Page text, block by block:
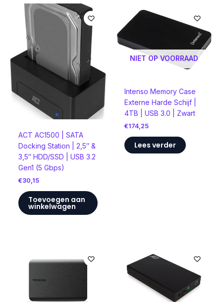
ACT AC1500 | SATA
Docking Station | 2,5″ &
3,5″ HDD/SSD | USB 3.2
Gen1 (5 Gbps)
€30,15
Toevoegen aan
winkelwagen
NIET OP VOORRAAD
Intenso Memory Case
Externe Harde Schijf |
4TB | USB 3.0 | Zwart
€174,25
Lees verder